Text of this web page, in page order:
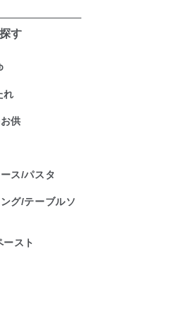
す
れ
供
ス/パスタ
グ/テーブルソ
スト